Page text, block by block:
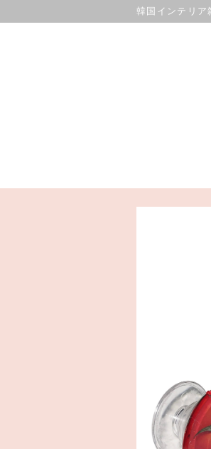
韓国インテリア